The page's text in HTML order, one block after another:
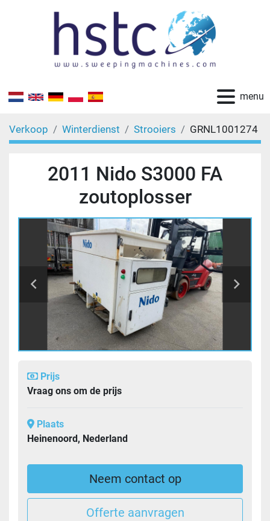
menu
Verkoop Winterdienst Strooiers GRNL1001274
2011 Nido S3000 FA
zoutoplosser
Prijs
Vraag ons om de prijs
Plaats
Heinenoord, Nederland
Neem contact op
Offerte aanvragen